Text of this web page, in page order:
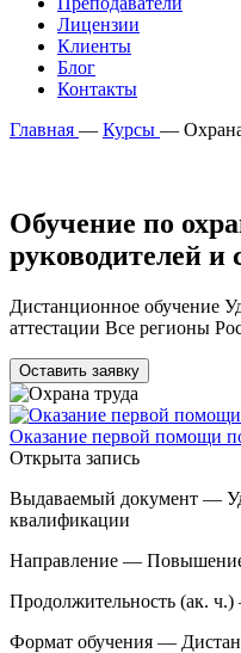
Лицензии
Клиенты
Блог
Контакты
Главная — Курсы —
Обучение по
руководителей и
Дистанционное обучение
аттестации Все регионы
Оставить заявку
Оказание первой помощи
Открыта запись
Выдаваемый документ —
квалификации
Направление —
Продолжительность (ак.
Формат обучения —